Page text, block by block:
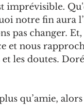
imprévisible.
notre fin aura
pas changer.
et nous
les doutes.
qu’amie,